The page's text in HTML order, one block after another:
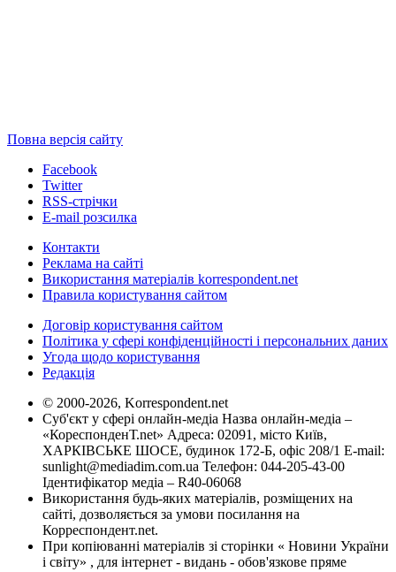
Повна версія сайту
Facebook
Twitter
RSS-стрічки
E-mail розсилка
Контакти
Реклама на сайті
Використання матеріалів korrespondent.net
Правила користування сайтом
Договір користування сайтом
Політика у сфері конфіденційності і персональних даних
Угода щодо користування
Редакція
© 2000-2026, Korrespondent.net
Суб'єкт у сфері онлайн-медіа Назва онлайн-медіа –
«КореспонденТ.net» Адреса: 02091, місто Київ,
ХАРКІВСЬКЕ ШОСЕ, будинок 172-Б, офіс 208/1 E-mail:
sunlight@mediadim.com.ua Телефон: 044-205-43-00
Ідентифікатор медіа – R40-06068
Використання будь-яких матеріалів, розміщених на
сайті, дозволяється за умови посилання на
Корреспондент.net.
При копіюванні матеріалів зі сторінки « Новини України
і світу» , для інтернет - видань - обов'язкове пряме